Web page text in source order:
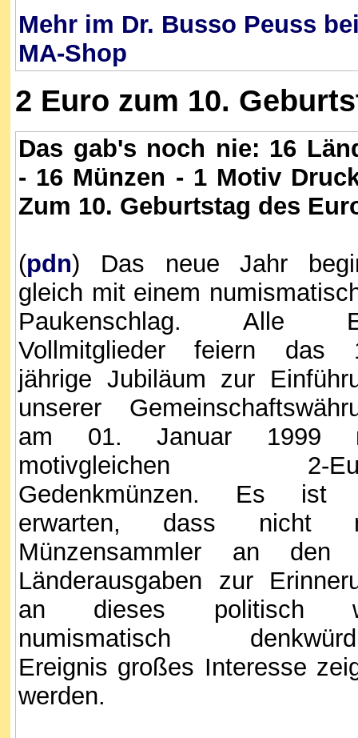
Mehr im Dr. Busso Peuss
MA-Shop
2 Euro zum 10.
Das gab's noch nie: 16
- 16 Münzen - 1 Motiv
Zum 10. Geburtstag des
(pdn) Das neue Jahr
gleich mit einem
Paukenschlag. Alle
Vollmitglieder feiern das
jährige Jubiläum zur
unserer
am 01. Januar 1999
motivgleichen 2-
Gedenkmünzen. Es ist
erwarten, dass nicht
Münzensammler an den
Länderausgaben zur
an dieses politisch
numismatisch
Ereignis großes Interesse
werden.